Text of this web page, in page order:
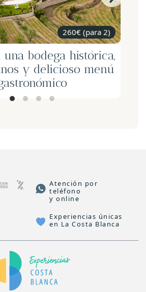
260€ (para 2)
una bodega histórica,
y delicioso menú
Atención por
teléfono
y online
Experiencias únicas
en La Costa Blanca